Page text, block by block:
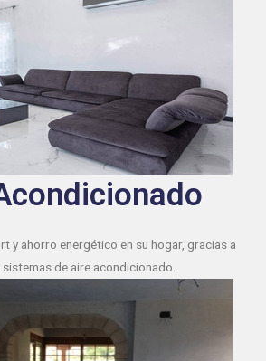
y ahorro energético en su hogar, gracias a
de aire acondicionado.